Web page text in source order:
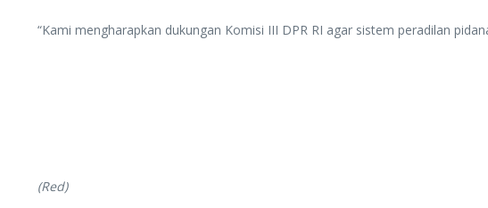
“Kami mengharapkan dukungan Komisi III DPR RI agar sistem peradilan
(Red)